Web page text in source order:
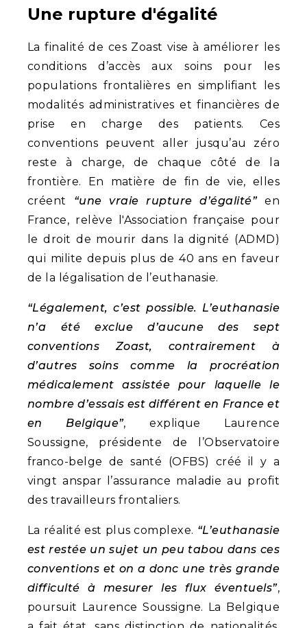
Une rupture d'égalité
La finalité de ces Zoast vise à améliorer les
conditions d’accès aux soins pour les
populations frontalières en simplifiant les
modalités administratives et financières de
prise en charge des patients. Ces
conventions peuvent aller jusqu’au zéro
reste à charge, de chaque côté de la
frontière. En matière de fin de vie, elles
créent “une vraie rupture d’égalité”en
France, relève l'Association française pour
le droit de mourir dans la dignité (ADMD)
qui milite depuis plus de 40 ans en faveur
de la légalisation de l’euthanasie.
“Légalement, c’est possible. L’euthanasie
n’a été exclue d’aucune des sept
conventions Zoast, contrairement à
d’autres soins comme la procréation
médicalement assistée pour laquelle le
nombre d’essais est différent en France et
en Belgique”, explique Laurence
Soussigne, présidente de l’Observatoire
franco-belge de santé (OFBS) créé il y a
vingt anspar l’assurance maladie au profit
des travailleurs frontaliers.
La réalité est plus complexe. “L’euthanasie
est restée un sujet un peu tabou dans ces
conventions et on a donc une très grande
difficulté à mesurer les flux éventuels”,
poursuit Laurence Soussigne. La Belgique